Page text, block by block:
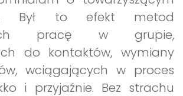
Był to efekt metod
pracę w grupie,
do kontaktów, wymiany
wciągających w proces
i przyjaźnie. Bez strachu